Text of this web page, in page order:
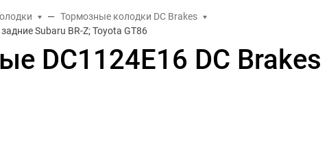
Тормозные колодки DC Brakes
Subaru BR-Z; Toyota GT86
DC1124E16 DC Brakes